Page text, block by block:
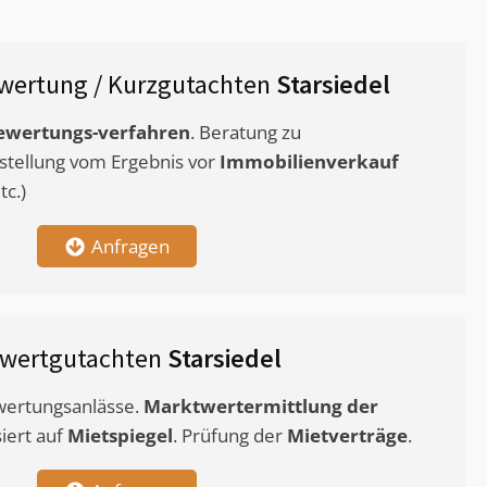
/ Kurzgutachten Starsiedel
verfahren. Beratung zu
vom Ergebnis vor Immobilienverkauf
Anfragen
Starsiedel
Marktwertermittlungder
aufMietspiegel. Prüfung der Mietverträge.